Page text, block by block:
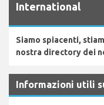
International
Siamo spiacenti,
nostra directory dei
Informazioni utili